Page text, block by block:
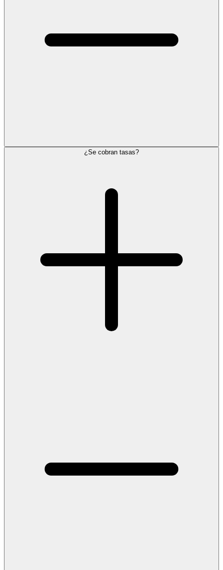
¿Se cobran tasas?